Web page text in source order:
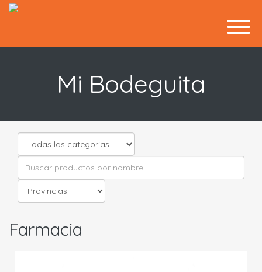
Mi Bodeguita
Farmacia